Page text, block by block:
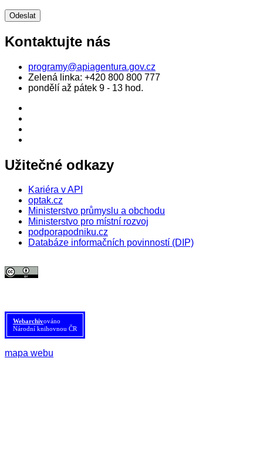
Kontaktujte nás
programy@apiagentura.gov.cz
Zelená linka: +420 800 800 777
pondělí až pátek 9 - 13 hod.
Užitečné odkazy
Kariéra v API
optak.cz
Ministerstvo průmyslu a obchodu
Ministerstvo pro místní rozvoj
podporapodniku.cz
Databáze informačních povinností (DIP)
Webarchivováno
Národní knihovnou ČR
mapa webu